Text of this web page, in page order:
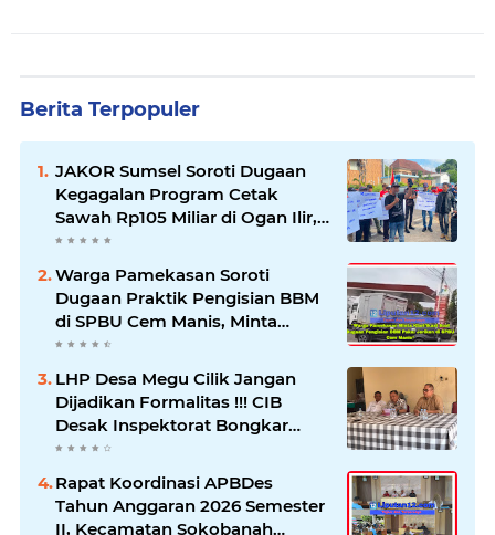
Berita Terpopuler
JAKOR Sumsel Soroti Dugaan
Kegagalan Program Cetak
Sawah Rp105 Miliar di Ogan Ilir,
Desak Kadis Pertanian Mundur
Warga Pamekasan Soroti
Dugaan Praktik Pengisian BBM
di SPBU Cem Manis, Minta
Klarifikasi dan Pengawasan
LHP Desa Megu Cilik Jangan
Dijadikan Formalitas !!! CIB
Desak Inspektorat Bongkar
Seluruh Fakta dan Hentikan
Dugaan Permainan Oknum
Rapat Koordinasi APBDes
Tahun Anggaran 2026 Semester
II, Kecamatan Sokobanah